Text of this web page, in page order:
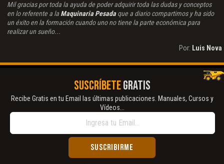
Mil gracias por toda la ayuda de poder adquirir toda las dudas y conceptos
en lo referente a la Maquinaria Pesadaque a diario compartimos y ha sido
un éxito en la formación cuando uno no tiene la parte económica para
realizar un sueño...
Por: Luis Nova
SUSCRÍBETEGRATIS
Recibe Gratis en tu Email las últimas publicaciones. Manuales, Cursos y
Vídeos...